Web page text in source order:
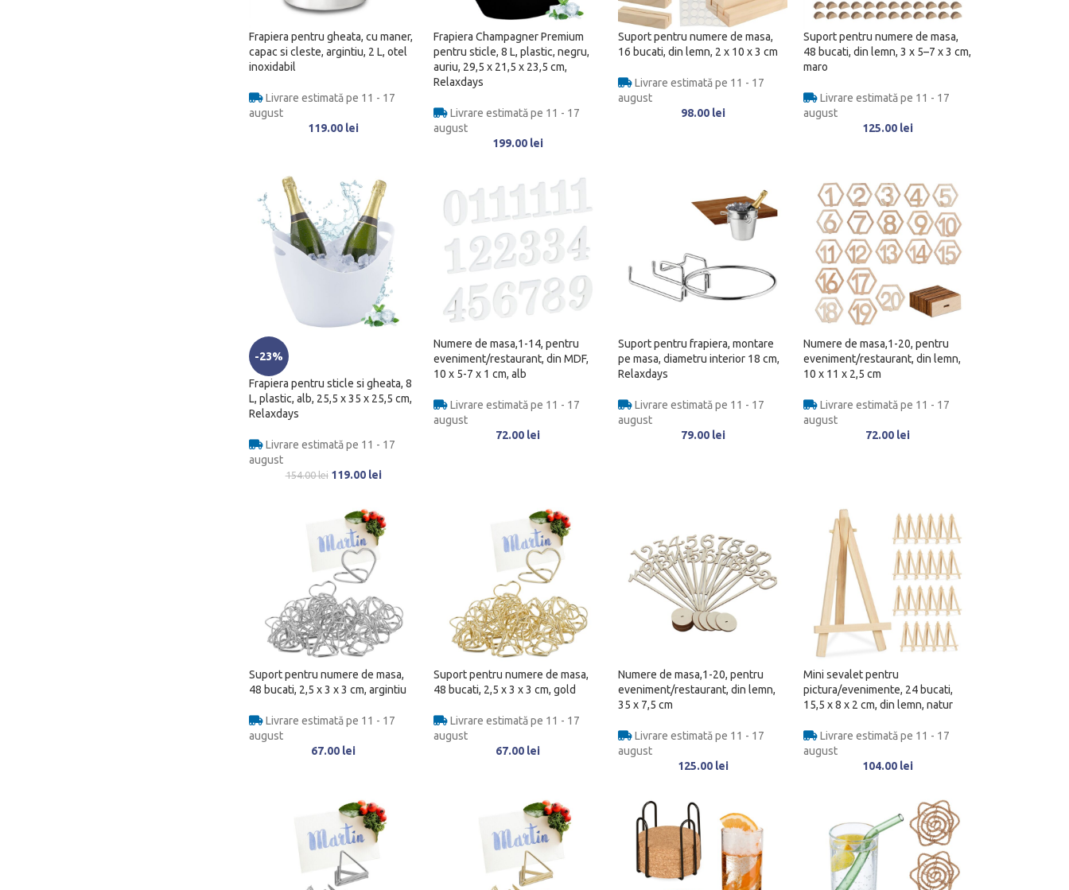
Frapiera pentru gheata, cu maner,
capac si cleste, argintiu, 2 L, otel
inoxidabil
Livrare estimată pe 11 - 17
august
119.00 lei
Frapiera Champagner Premium
pentru sticle, 8 L, plastic, negru,
auriu, 29,5 x 21,5 x 23,5 cm,
Relaxdays
Livrare estimată pe 11 - 17
august
199.00 lei
Suport pentru numere de masa,
16 bucati, din lemn, 2 x 10 x 3 cm
Livrare estimată pe 11 - 17
august
98.00 lei
Suport pentru numere de masa,
48 bucati, din lemn, 3 x 5–7 x 3 cm,
maro
Livrare estimată pe 11 - 17
august
125.00 lei
-23%
Frapiera pentru sticle si gheata, 8
L, plastic, alb, 25,5 x 35 x 25,5 cm,
Relaxdays
Livrare estimată pe 11 - 17
august
154.00lei 119.00 lei
Numere de masa,1-14, pentru
eveniment/restaurant, din MDF,
10 x 5-7 x 1 cm, alb
Livrare estimată pe 11 - 17
august
72.00 lei
Suport pentru frapiera, montare
pe masa, diametru interior 18 cm,
Relaxdays
Livrare estimată pe 11 - 17
august
79.00 lei
Numere de masa,1-20, pentru
eveniment/restaurant, din lemn,
10 x 11 x 2,5 cm
Livrare estimată pe 11 - 17
august
72.00 lei
Suport pentru numere de masa,
48 bucati, 2,5 x 3 x 3 cm, argintiu
Livrare estimată pe 11 - 17
august
67.00 lei
Suport pentru numere de masa,
48 bucati, 2,5 x 3 x 3 cm, gold
Livrare estimată pe 11 - 17
august
67.00 lei
Numere de masa,1-20, pentru
eveniment/restaurant, din lemn,
35 x 7,5 cm
Livrare estimată pe 11 - 17
august
125.00 lei
Mini sevalet pentru
pictura/evenimente, 24 bucati,
15,5 x 8 x 2 cm, din lemn, natur
Livrare estimată pe 11 - 17
august
104.00 lei